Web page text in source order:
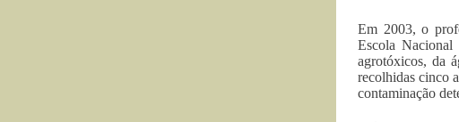
Em 2003, o
Escola Nacional
agrotóxicos, da
recolhidas cinco
contaminação